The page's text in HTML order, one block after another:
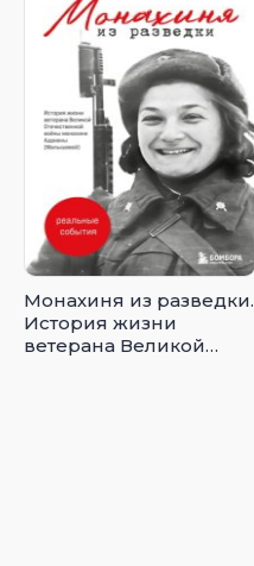
Монахиня из разведки.
История жизни
ветерана Великой